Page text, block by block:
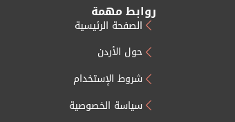
روابط مهمة
الصفحة الرئيسية
حول الأردن
شروط الإستخدام
سياسة الخصوصية